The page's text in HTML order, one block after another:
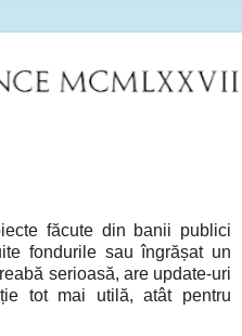
făcute din banii publici
fondurile sau îngrășat un
serioasă, are update-uri
tot mai utilă, atât pentru